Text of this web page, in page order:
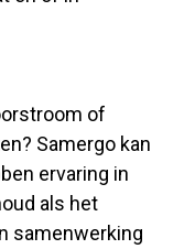
of
Samergo kan
ervaring in
als het
samenwerking